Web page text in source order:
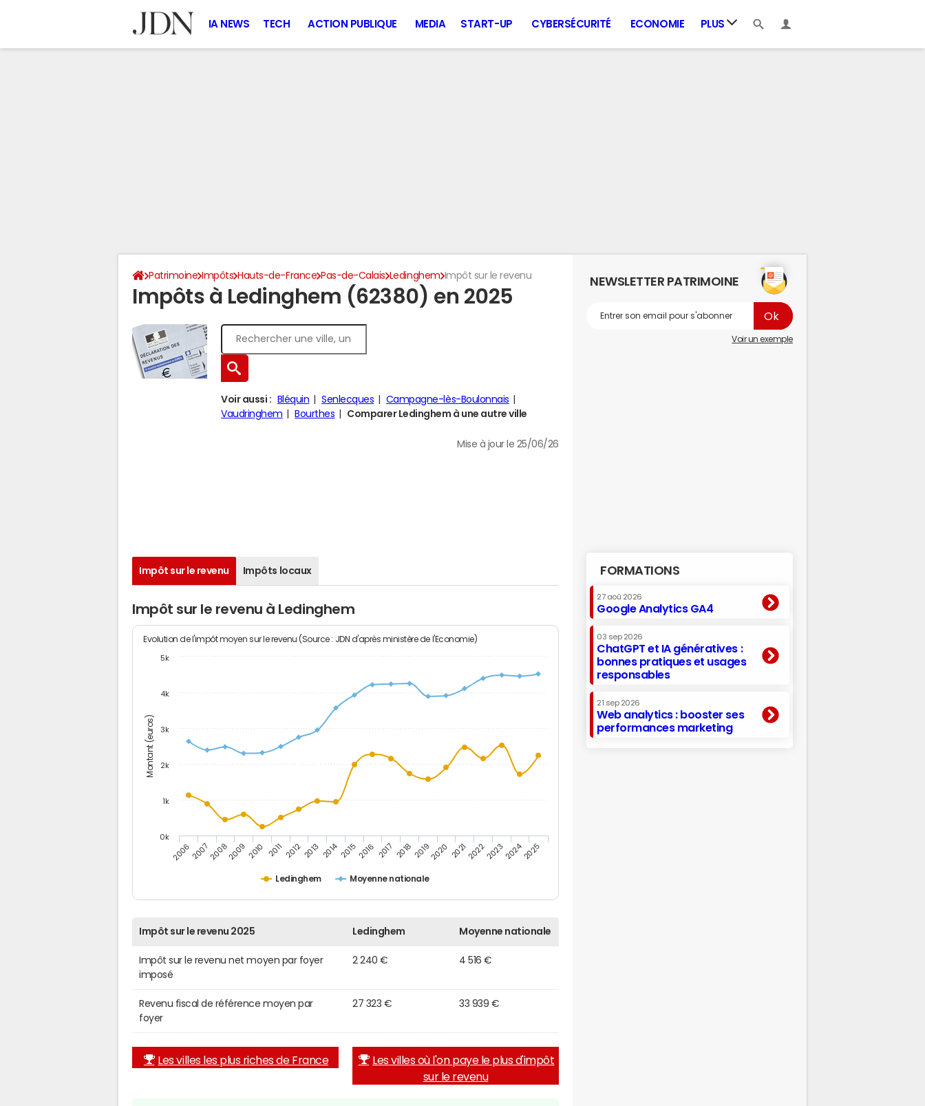
IA NEWS TECH ACTION PUBLIQUE MEDIA START-UP CYBERSÉCURITÉ ECONOMIE PLUS
Patrimoine Impôts Hauts-de-France Pas-de-Calais Ledinghem Impôt sur le revenu
Impôts à Ledinghem (62380) en 2025
Voir aussi : Bléquin Senlecques
Campagne-lès-Boulonnais
Vaudringhem
Bourthes Comparer Ledinghem à une autre ville
Mise à jour le 25/06/26
Impôt sur le revenu Impôts locaux
Impôt sur le revenu à Ledinghem
Montant (euros)
Evolution de l'impôt moyen sur le revenu (Source : JDN d'après ministère de l'Economie)
Ledinghem Moyenne nationale
20062007200820092010 2011 20122013 201420152016 2017 201820192020 20212022202320242025
0k
1k
2k
3k
4k
5k
Impôt sur le revenu 2025 Ledinghem Moyenne nationale
Impôt sur le revenu net moyen par foyer
imposé
2 240 € 4 516 €
Revenu fiscal de référence moyen par
foyer
27 323 € 33 939 €
Les villes les plus riches de France
Les villes où l'on paye le plus d'impôt
sur le revenu
NEWSLETTER PATRIMOINE
Voir un exemple
FORMATIONS
27 aoû 2026
Google Analytics GA4
03 sep 2026
ChatGPT et IA génératives :
bonnes pratiques et usages
responsables
21 sep 2026
Web analytics : booster ses
performances marketing